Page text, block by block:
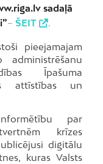
sadaļā
– ŠEIT .
pieejamajam
Īpašuma
attīstības un
par
krīzes
digitālu
kuras Valsts